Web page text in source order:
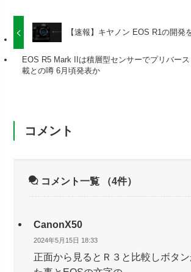
【速報】キヤノン EOS R1の開発
EOS R5 Mark IIは積層型センサーでプリバー
載との噂 6月頃発表か
コメント
コメント一覧 （4件）
CanonX50
2024年5月15日 18:33
正面から見るとＲ３と比較しボタン